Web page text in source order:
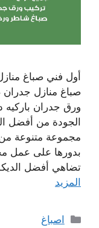
أول فني صباغ
صباغ منازل
ورق جدران باركيه
الجودة من أفضل
مجموعة متنوعة
بدورها على عمل
تضاهي أفضل
المزيد
التصنيفات
اصباغ